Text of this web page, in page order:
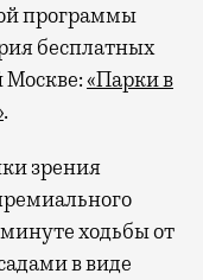
программы
бесплатных
Москве:«Парки в
.
зрения
ходьбы от
в виде